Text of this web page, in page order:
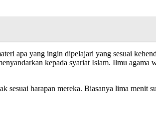
apa yang ingin dipelajari yang sesuai
kepada syariat Islam. Ilmu agama
sesuai harapan mereka. Biasanya lima menit